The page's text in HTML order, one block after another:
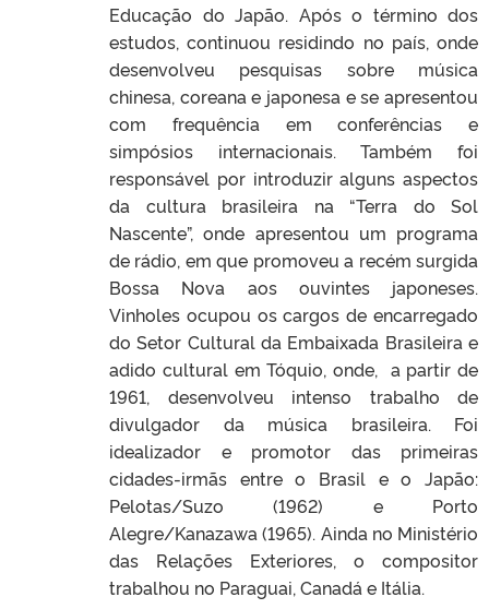
Educação do Japão. Após o término dos
estudos, continuou residindo no país, onde
desenvolveu pesquisas sobre música
chinesa, coreana e japonesa e se apresentou
com frequência em conferências e
simpósios internacionais. Também foi
responsável por introduzir alguns aspectos
da cultura brasileira na “Terra do Sol
Nascente”, onde apresentou um programa
de rádio, em que promoveu a recém surgida
Bossa Nova aos ouvintes japoneses.
Vinholes ocupou os cargos de encarregado
do Setor Cultural da Embaixada Brasileira e
adido cultural em Tóquio, onde, a partir de
1961, desenvolveu intenso trabalho de
divulgador da música brasileira. Foi
idealizador e promotor das primeiras
cidades-irmãs entre o Brasil e o Japão:
Pelotas/Suzo (1962) e Porto
Alegre/Kanazawa (1965). Ainda no Ministério
das Relações Exteriores, o compositor
trabalhou no Paraguai, Canadá e Itália.